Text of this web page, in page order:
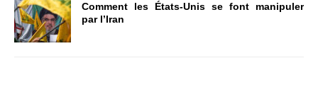
Comment les États-Unis se font manipuler
par l’Iran